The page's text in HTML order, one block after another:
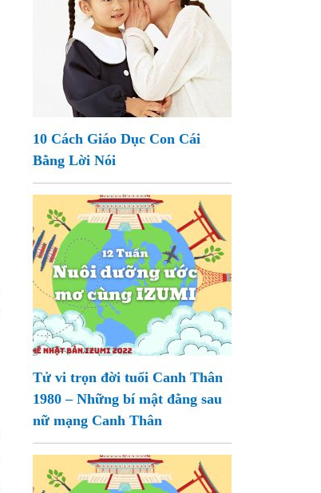
10 Cách Giáo Dục Con Cái
Bằng Lời Nói
Tử vi trọn đời tuổi Canh Thân
1980 – Những bí mật đằng sau
nữ mạng Canh Thân